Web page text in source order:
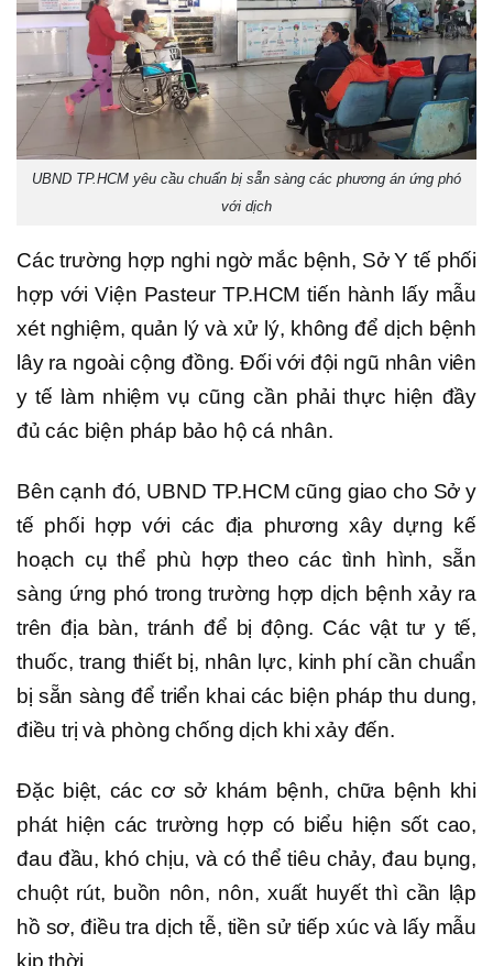
UBND TP.HCM yêu cầu chuẩn bị sẵn sàng các phương án ứng phó
với dịch
Các trường hợp nghi ngờ mắc bệnh, Sở Y tế phối
hợp với Viện Pasteur TP.HCM tiến hành lấy mẫu
xét nghiệm, quản lý và xử lý, không để dịch bệnh
lây ra ngoài cộng đồng. Đối với đội ngũ nhân viên
y tế làm nhiệm vụ cũng cần phải thực hiện đầy
đủ các biện pháp bảo hộ cá nhân.
Bên cạnh đó, UBND TP.HCM cũng giao cho Sở y
tế phối hợp với các địa phương xây dựng kế
hoạch cụ thể phù hợp theo các tình hình, sẵn
sàng ứng phó trong trường hợp dịch bệnh xảy ra
trên địa bàn, tránh để bị động. Các vật tư y tế,
thuốc, trang thiết bị, nhân lực, kinh phí cần chuẩn
bị sẵn sàng để triển khai các biện pháp thu dung,
điều trị và phòng chống dịch khi xảy đến.
Đặc biệt, các cơ sở khám bệnh, chữa bệnh khi
phát hiện các trường hợp có biểu hiện sốt cao,
đau đầu, khó chịu, và có thể tiêu chảy, đau bụng,
chuột rút, buồn nôn, nôn, xuất huyết thì cần lập
hồ sơ, điều tra dịch tễ, tiền sử tiếp xúc và lấy mẫu